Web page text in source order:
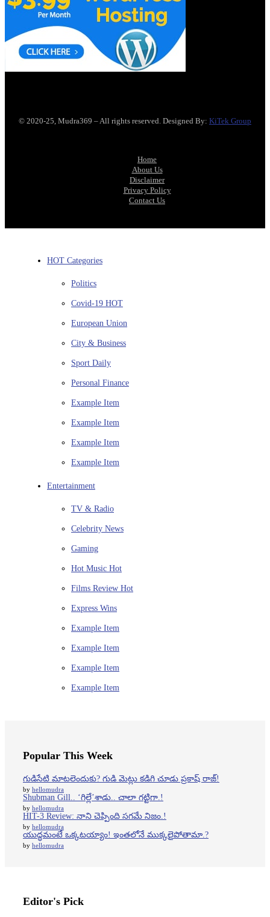
© 2020-25, Mudra369 – All rights reserved. Designed By: KiTek Group
Home
About Us
Disclaimer
Privacy Policy
Contact Us
HOT Categories
Politics
Covid-19 HOT
European Union
City & Business
Sport Daily
Personal Finance
Example Item
Example Item
Example Item
Example Item
Entertainment
TV & Radio
Celebrity News
Gaming
Hot Music Hot
Films Review Hot
Express Wins
Example Item
Example Item
Example Item
Example Item
Popular This Week
గుడిసేటి మాటలెందుకు? గుడి మెట్లు కడిగి చూడు ప్రకాష్ రాజ్!
by hellomudra
Shubman Gill.. ‘గిల్లే’శాడు.. చాలా గట్టిగా.!
by hellomudra
HIT-3 Review: నాని చెప్పింది సగమే నిజం.!
by hellomudra
యుద్ధమంటే ఒక్కటయ్యాం! ఇంతలోనే ముక్కలైపోతామా.?
by hellomudra
Editor's Pick